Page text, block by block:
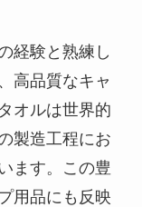
経験と熟練し
高品質なキャ
オルは世界的
製造工程にお
ます。この豊
用品にも反映